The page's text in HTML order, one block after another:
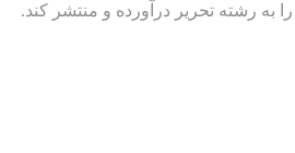
رشته تحریر درآورده و منتشر کند.